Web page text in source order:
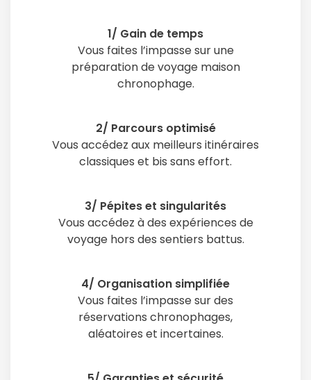
1/ Gain de temps
Vous faites l’impasse sur une
préparation de voyage maison
chronophage.
2/ Parcours optimisé
Vous accédez aux meilleurs itinéraires
classiques et bis sans effort.
3/ Pépites et singularités
Vous accédez à des expériences de
voyage hors des sentiers battus.
4/ Organisation simplifiée
Vous faites l’impasse sur des
réservations chronophages,
aléatoires et incertaines.